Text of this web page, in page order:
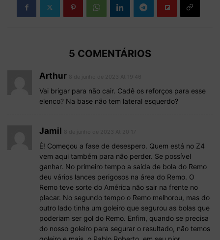
5 COMENTÁRIOS
Arthur
Vai brigar para não cair. Cadê os reforços para esse
elenco? Na base não tem lateral esquerdo?
Jamil
É! Começou a fase de desespero. Quem está no Z4
vem aqui também para não perder. Se possível
ganhar. No primeiro tempo a saída de bola do Remo
deu vários lances perigosos na área do Remo. O
Remo teve sorte do América não sair na frente no
placar. No segundo tempo o Remo melhorou, mas do
outro lado tinha um goleiro que segurou as bolas que
poderiam ser gol do Remo. Enfim, quando se precisa
do nosso goleiro para segurar o resultado, não temos